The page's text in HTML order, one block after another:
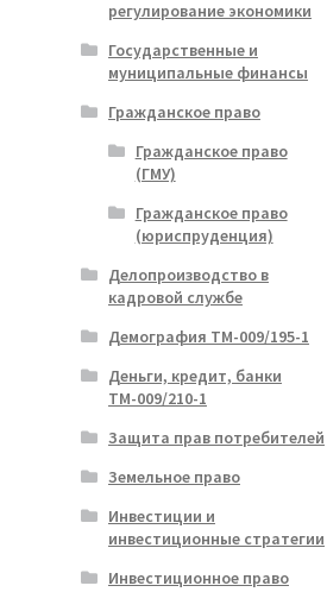
регулирование экономики
Государственные и
муниципальные финансы
Гражданское право
Гражданское право
(ГМУ)
Гражданское право
(юриспруденция)
Делопроизводство в
кадровой службе
Демография ТМ-009/195-1
Деньги, кредит, банки
ТМ-009/210-1
Защита прав потребителей
Земельное право
Инвестиции и
инвестиционные стратегии
Инвестиционное право